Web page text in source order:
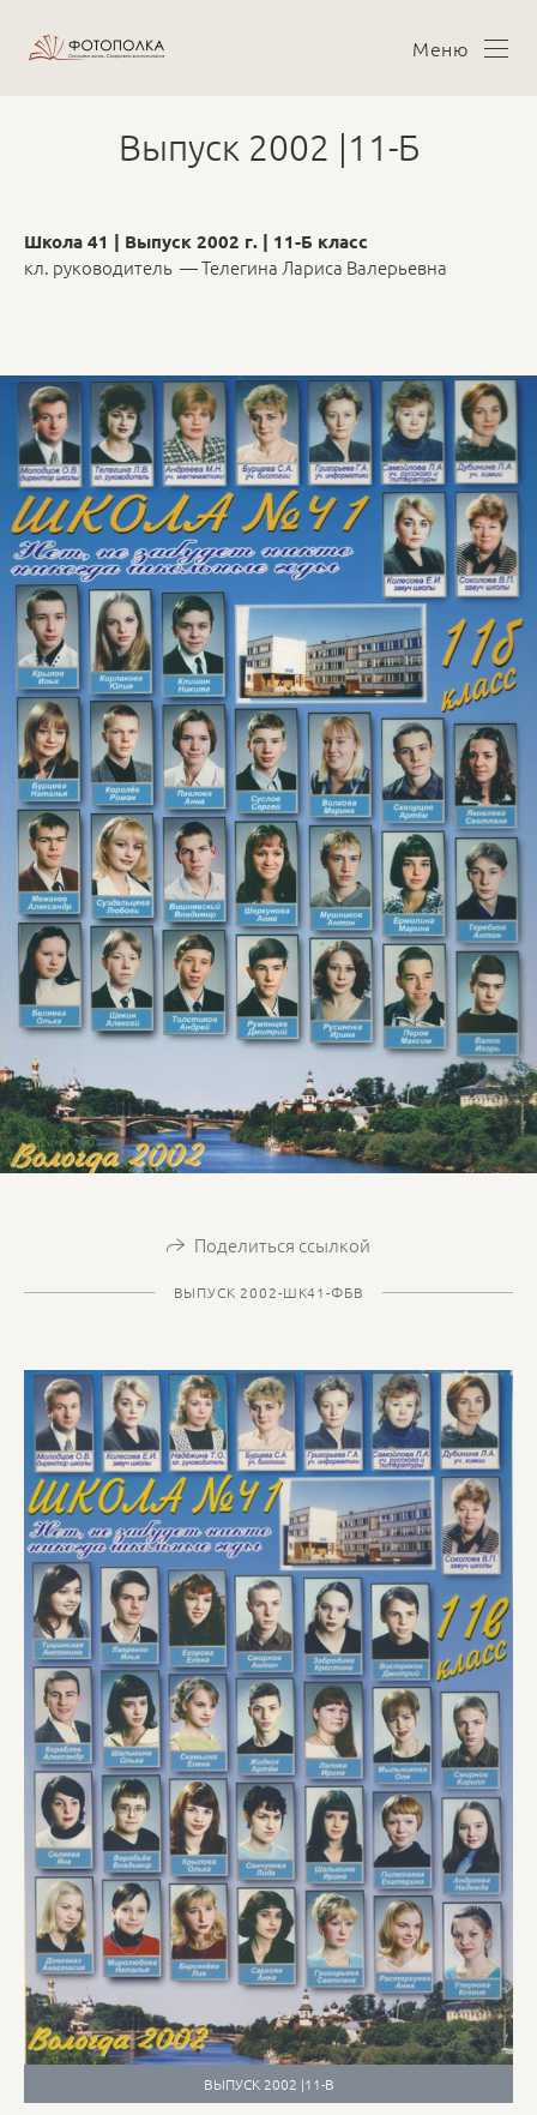
Меню
Выпуск 2002 |11-Б
Школа 41 | Выпуск 2002 г. | 11-Б класс
кл. руководитель — Телегина Лариса Валерьевна
Поделиться ссылкой
ВЫПУСК 2002-ШК41-ФБВ
ВЫПУСК 2002 |11-В